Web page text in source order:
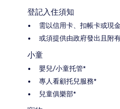
登記入住須知
需以信用卡、扣帳卡或現
或須提供由政府發出且附
小童
嬰兒/小童托管*
專人看顧托兒服務*
兒童俱樂部*